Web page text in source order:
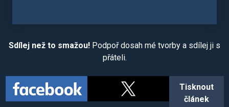
Sdílej než to smažou! Podpoř dosah mé tvorby a sdílej ji s
přáteli.
Tisknout
článek